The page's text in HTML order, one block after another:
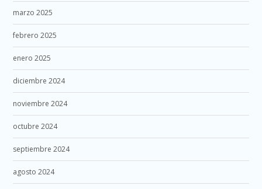
marzo 2025
febrero 2025
enero 2025
diciembre 2024
noviembre 2024
octubre 2024
septiembre 2024
agosto 2024